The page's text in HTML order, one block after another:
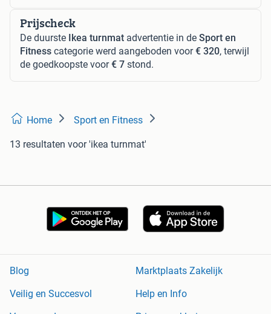
Prijscheck
De duurste Ikea turnmat advertentie in de Sport en
Fitness categorie werd aangeboden voor€ 320, terwijl
de goedkoopste voor€ 7 stond.
Home Sport en Fitness
13 resultaten voor 'ikea turnmat'
Blog
Marktplaats Zakelijk
Veilig en Succesvol
Help en Info